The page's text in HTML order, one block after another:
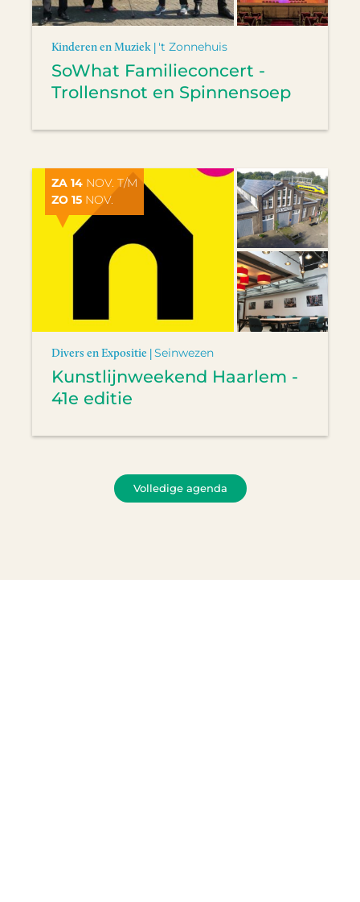
Kinderen en Muziek | 't Zonnehuis
SoWhat Familieconcert -
Trollensnot en Spinnensoep
ZA 14 NOV. T/M
ZO 15 NOV.
Divers en Expositie |Seinwezen
Kunstlijnweekend Haarlem -
41e editie
Volledige agenda